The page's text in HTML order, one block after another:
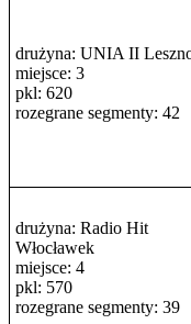
drużyna: UNIA II
miejsce: 3
pkl: 620
rozegrane segmenty: 42
drużyna: Radio Hit
Włocławek
miejsce: 4
pkl: 570
rozegrane segmenty: 39